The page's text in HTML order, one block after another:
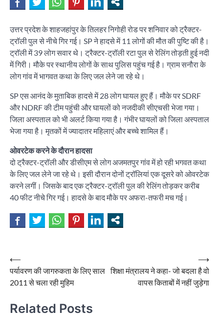
उत्तर प्रदेश के शाहजहांपुर के तिलहर निगोही रोड पर शनिवार को ट्रैक्टर-
ट्रॉली पुल से नीचे गिर गई। SP ने हादसे में 11 लोगों की मौत की पुष्टि की है।
ट्रॉली में 39 लोग सवार थे। ट्रैक्टर-ट्रॉली रटा पुल से रेलिंग तोड़ती हुई नदी
में गिरी। मौके पर स्थानीय लोगों के साथ पुलिस पहुंच गई है। ग्राम सनौरा के
लोग गांव में भागवत कथा के लिए जल लेने जा रहे थे।
SP एस आनंद के मुताबिक हादसे में 28 लोग घायल हुए हैं। मौके पर SDRF
और NDRF की टीम पहुंची और घायलों को नजदीकी सीएचसी भेजा गया।
जिला अस्पताल को भी अलर्ट किया गया है। गंभीर घायलों को जिला अस्पताल
भेजा गया है। मृतकों में ज्यादातर महिलाएं और बच्चे शामिल हैं।
ओवरटेक करने के दौरान हादसा
दो ट्रैक्टर-ट्रॉली और डीसीएम से लोग अजमतपुर गांव में हो रही भगवत कथा
के लिए जल लेने जा रहे थे। इसी दौरान दोनों ट्रॉलियां एक दूसरे को ओवरटेक
करने लगीं। जिसके बाद एक ट्रैक्टर-ट्रॉली पुल की रेलिंग तोड़कर करीब
40 फीट नीचे गिर गई। हादसे के बाद मौके पर अफरा-तफरी मच गई।
Post
navigation
⟵
पर्यावरण की जागरुकता के लिए साल
2011 से चला रही मुहिम
शिक्षा मंत्रालय ने कहा- जो बदला है वो
वापस किताबों में नहीं जुड़ेगा
⟶
Related Posts